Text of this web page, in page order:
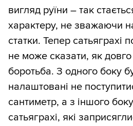
вигляд руїни – так
характеру, не зважаючи на
статки. Тепер сатьяграхі
не може сказати, як
боротьба. З одного боку
налаштовані не
сантиметр, а з іншого
сатьяграхі, які